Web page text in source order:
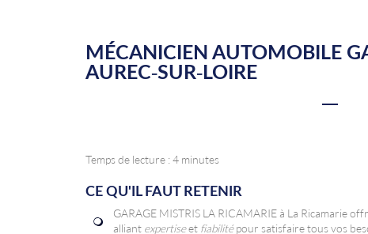
MÉCANICIEN AUTOMOBILE
AUREC-SUR-LOIRE
Temps de lecture : 4 minutes
CE QU'IL FAUT RETENIR
GARAGE MISTRIS LA RICAMARIE à La Ricamarie
alliant expertiseet fiabilitépour satisfaire tous vos